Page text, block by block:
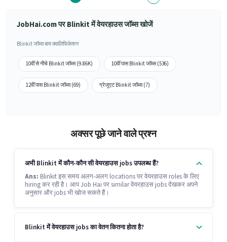
JobHai.com पर Blinkit में वेयरहाउस जॉब्स खोजें
Blinkit जॉब्स बाय क्वालिफिकेशन
10वीं से नीचे Blinkit जॉब्स (9.86K) 10वीं पास Blinkit जॉब्स (536)
12वीं पास Blinkit जॉब्स (69) ग्रेजुएट Blinkit जॉब्स (7)
अक्सर पूछे जाने वाले प्रश्न
अभी Blinkit में कौन-कौन सी वेयरहाउस jobs उपलब्ध हैं?
Ans: Blinkit इस समय अलग-अलग locations पर वेयरहाउस roles के लिए
hiring कर रही है। आप Job Hai पर similar वेयरहाउस jobs देखकर अपने
अनुसार और jobs भी खोज सकते हैं।
Blinkit में वेयरहाउस jobs का वेतन कितना होता है?